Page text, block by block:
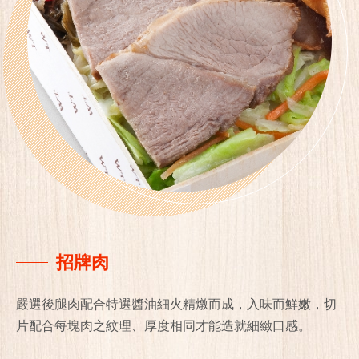
招牌肉
嚴選後腿肉配合特選醬油細火精燉而成，入味而鮮嫩，切
片配合每塊肉之紋理、厚度相同才能造就細緻口感。